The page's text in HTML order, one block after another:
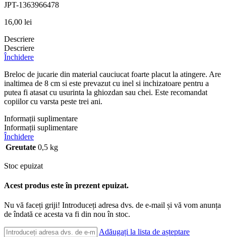
JPT-1363966478
16,00 lei
Descriere
Descriere
Închidere
Breloc de jucarie din material cauciucat foarte placut la atingere. Are
inaltimea de 8 cm si este prevazut cu inel si inchizatoare pentru a
putea fi atasat cu usurinta la ghiozdan sau chei. Este recomandat
copiilor cu varsta peste trei ani.
Informații suplimentare
Informații suplimentare
Închidere
Greutate 0,5 kg
Stoc epuizat
Acest produs este în prezent epuizat.
Nu vă faceți griji! Introduceți adresa dvs. de e-mail și vă vom anunța
de îndată ce acesta va fi din nou în stoc.
Adăugați la lista de așteptare